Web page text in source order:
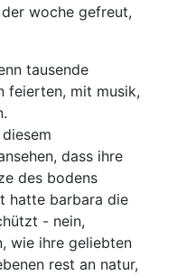
woche gefreut,
tausende
feierten, mit musik,
dass ihre
des bodens
hatte barbara die
- nein,
wie ihre geliebten
rest an natur,